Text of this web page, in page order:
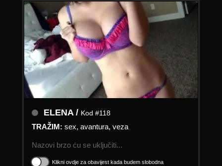
ELENA / Kod #118
TRAŽIM: sex, avantura, veza
Nazovi brzo ću se uključiti...
Klikni ovdje za obavijest kada budem slobodna